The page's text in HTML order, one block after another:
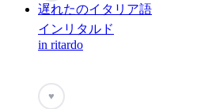
遅れたのイタリア語
インリタルド
in ritardo
♥